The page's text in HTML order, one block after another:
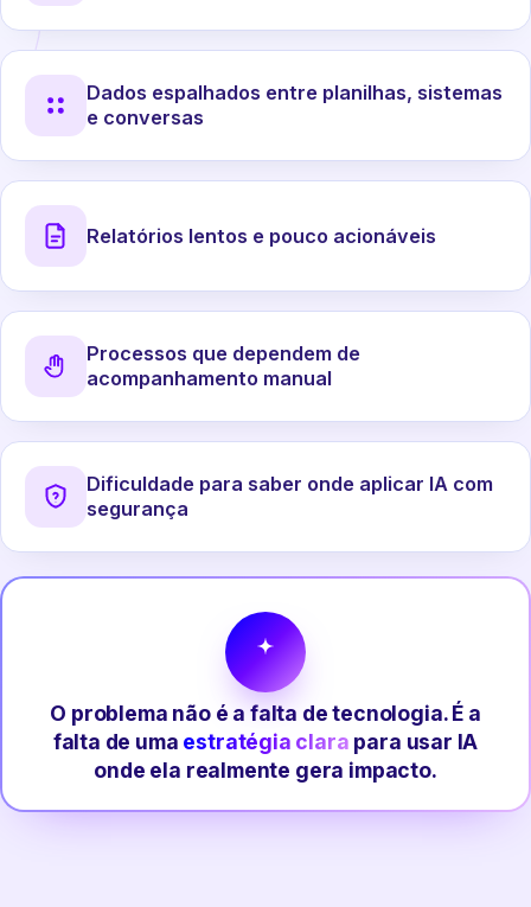
Dados espalhados entre planilhas, sistemas
e conversas
Relatórios lentos e pouco acionáveis
Processos que dependem de
acompanhamento manual
Dificuldade para saber onde aplicar IA com
segurança
O problema não é a falta de tecnologia. É a
falta de uma estratégia clara para usar IA
onde ela realmente gera impacto.